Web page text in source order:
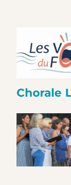
Chorale